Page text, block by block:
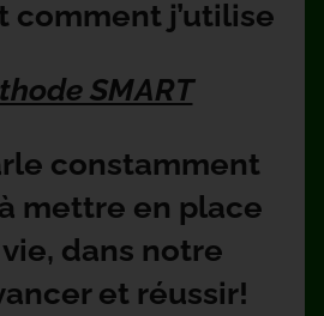
comment j’utilise
SMART
constamment
mettre en place
dans notre
et réussir!